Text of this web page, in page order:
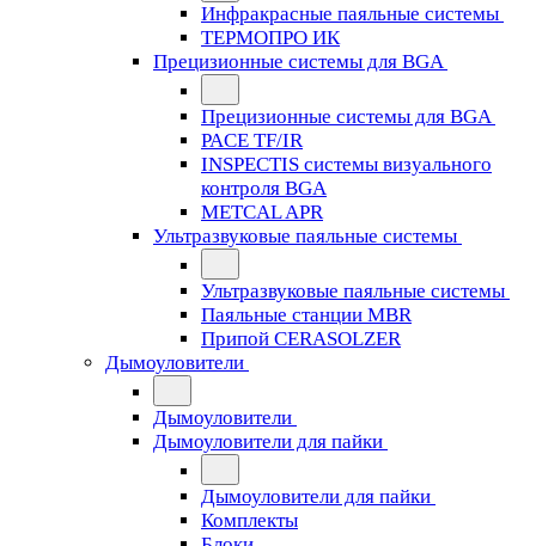
Инфракрасные паяльные системы
ТЕРМОПРО ИК
Прецизионные системы для BGA
Прецизионные системы для BGA
PACE TF/IR
INSPECTIS системы визуального
контроля BGA
METCAL APR
Ультразвуковые паяльные системы
Ультразвуковые паяльные системы
Паяльные станции MBR
Припой CERASOLZER
Дымоуловители
Дымоуловители
Дымоуловители для пайки
Дымоуловители для пайки
Комплекты